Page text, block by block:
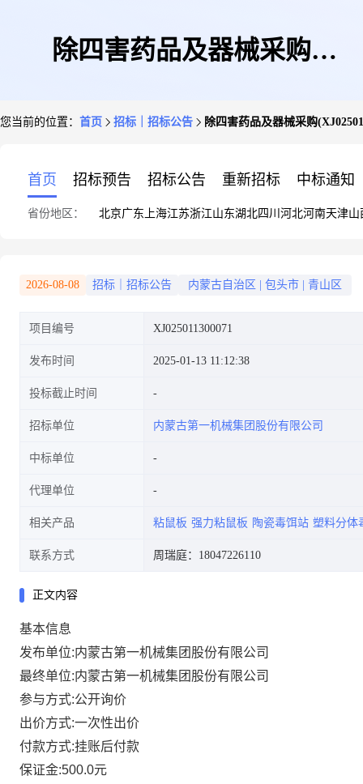
除四害药品及器械采购
您当前的位置： 首页 招标｜招标公告 除四害药品及器械采购
首页 招标预告 招标公告 重新招标 中标通知
省份地区： 北京广东 上海江苏浙江山东湖北四川 河北河南天津山
2026-08-08 招标｜招标公告 内蒙古自治区 包头市 青山区
项目编号 XJ025011300071
发布时间 2025-01-13 11:12:38
投标截止时间
招标单位 内蒙古第一机械集团股份有限公司
中标单位
代理单位
相关产品 粘鼠板 强力粘鼠板 陶瓷毒饵站 塑料分体
联系方式 周瑞庭：18047226110
正文内容
基本信息
发布单位:内蒙古第一机械集团股份有限公司
最终单位:内蒙古第一机械集团股份有限公司
参与方式:公开询价
出价方式:一次性出价
付款方式:挂账后付款
保证金:500.0元